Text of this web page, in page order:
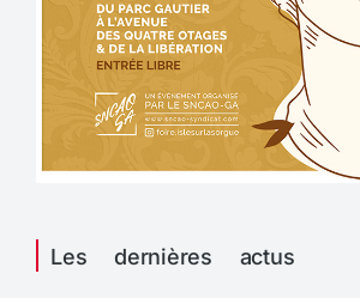
Les dernières actus